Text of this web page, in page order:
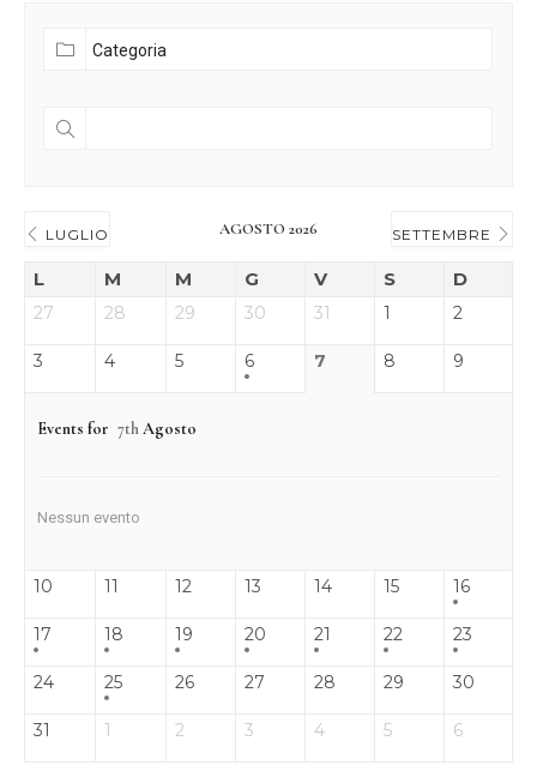
LUGLIO AGOSTO 2026 SETTEMBRE
L M M G V S D
27 28 29 30 31 1 2
3 4 5 6 7 8 9
Events for 7thAgosto
Nessun evento
10 11 12 13 14 15 16
17 18 19 20 21 22 23
24 25 26 27 28 29 30
31 1 2 3 4 5 6